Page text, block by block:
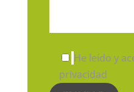
He leído y
privacidad